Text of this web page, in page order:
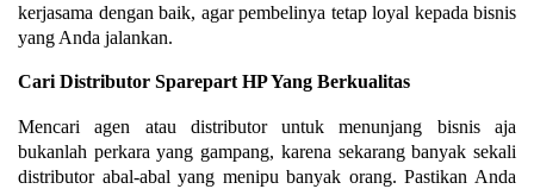
kerjasama dengan baik, agar pembelinya tetap loyal kepada bisnis
yang Anda jalankan.
Cari Distributor Sparepart HP Yang Berkualitas
Mencari agen atau distributor untuk menunjang bisnis aja
bukanlah perkara yang gampang, karena sekarang banyak sekali
distributor abal-abal yang menipu banyak orang. Pastikan Anda